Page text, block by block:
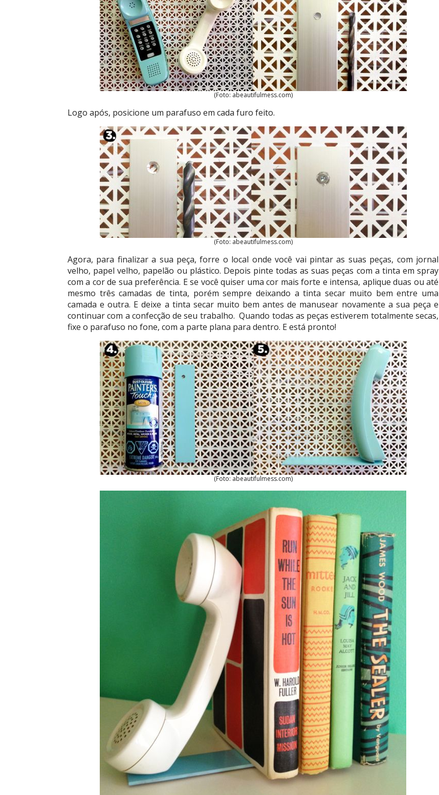
(Foto: abeautifulmess.com)
Logo após, posicione um parafuso em cada furo feito.
(Foto: abeautifulmess.com)
Agora, para finalizar a sua peça, forre o local onde você vai pintar as suas peças, com jornal
velho, papel velho, papelão ou plástico. Depois pinte todas as suas peças com a tinta em spray
com a cor de sua preferência. E se você quiser uma cor mais forte e intensa, aplique duas ou até
mesmo três camadas de tinta, porém sempre deixando a tinta secar muito bem entre uma
camada e outra. E deixe a tinta secar muito bem antes de manusear novamente a sua peça e
continuar com a confecção de seu trabalho. Quando todas as peças estiverem totalmente secas,
fixe o parafuso no fone, com a parte plana para dentro. E está pronto!
(Foto: abeautifulmess.com)